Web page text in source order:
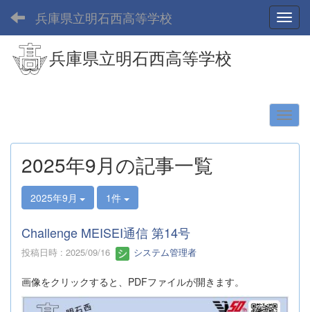
兵庫県立明石西高等学校
兵庫県立明石西高等学校
2025年9月の記事一覧
2025年9月 1件
Challenge MEISEI通信 第14号
投稿日時 : 2025/09/16 システム管理者
画像をクリックすると、PDFファイルが開きます。